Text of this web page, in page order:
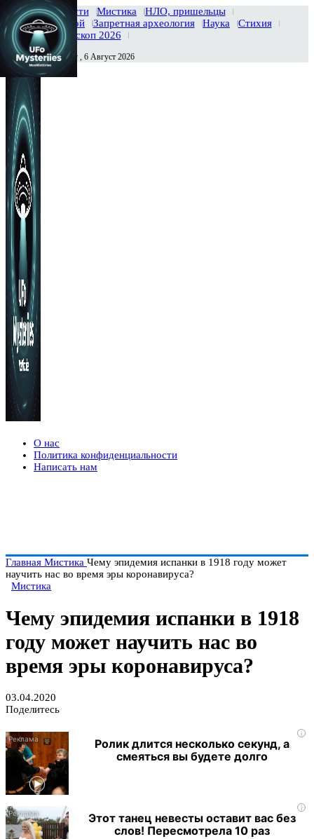
Главная Новости Мистика
НЛО, пришельцы
Тайны вселенной
Запретная археология Наука
Стихия
История
Гороскоп 2026
Сегодня Четверг , 6 Август 2026
О нас
Политика конфиденциальности
Написать нам
Главная Мистика Чему эпидемия испанки в 1918 году может
научить нас во время эры коронавируса?
Мистика
Чему эпидемия испанки в 1918
году может научить нас во
время эры коронавируса?
03.04.2020
Поделитесь
i
Ролик длится несколько секунд, а
смеяться вы будете долго
i
Этот танец невесты оставит вас без
слов! Пересмотрела 10 раз